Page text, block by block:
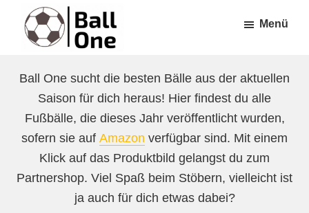
Inhalt
springen
Fußzeile
springen
One
Fußball!
Menü
Ball One sucht die besten Bälle aus der aktuellen
Saison für dich heraus! Hier findest du alle
Fußbälle, die dieses Jahr veröffentlicht wurden,
sofern sie auf Amazon verfügbar sind. Mit einem
Klick auf das Produktbild gelangst du zum
Partnershop. Viel Spaß beim Stöbern, vielleicht ist
ja auch für dich etwas dabei?